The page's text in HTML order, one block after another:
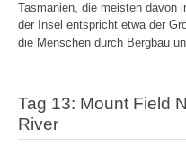
Tasmanien, die meisten davon
der Insel entspricht etwa der
die Menschen durch Bergbau
Tag 13: Mount Field
River